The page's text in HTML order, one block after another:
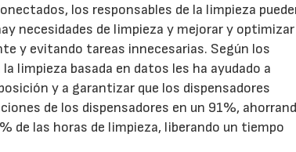
los responsables de la limpieza
necesidades de limpieza y mejorar y optimizar
y evitando tareas innecesarias. Según los
limpieza basada en datos les ha ayudado a
y a garantizar que los dispensadores
de los dispensadores en un 91%,
de las horas de limpieza, liberando un tiempo